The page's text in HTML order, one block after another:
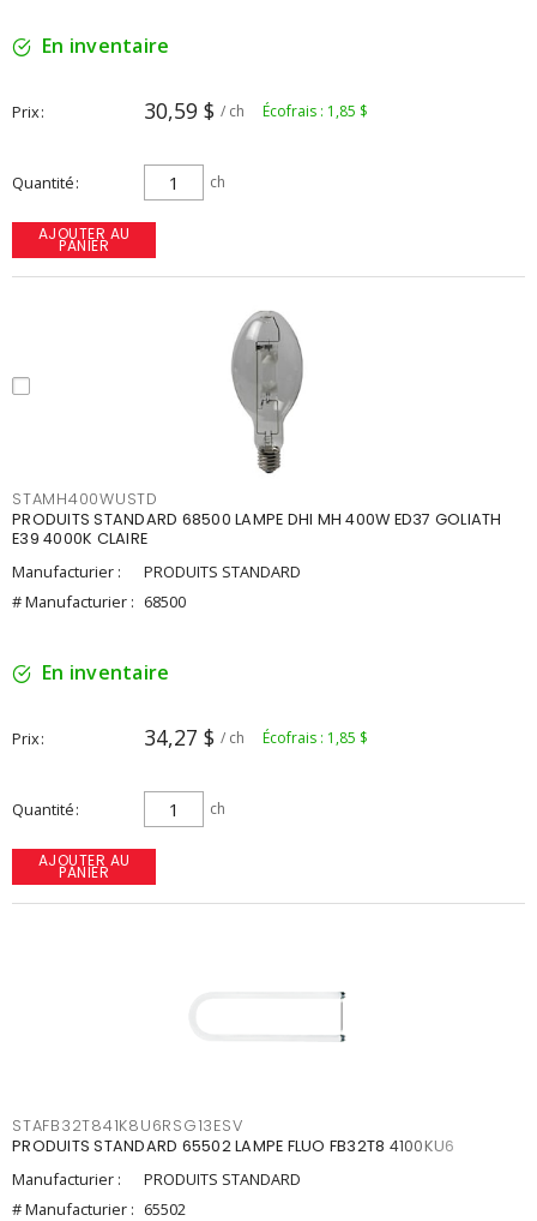
En inventaire
Prix 30,59 $ / ch Écofrais : 1,85 $
Quantité ch
AJOUTER AU
PANIER
STAMH400WUSTD
PRODUITS STANDARD 68500 LAMPE DHI MH 400W ED37 GOLIATH
E39 4000K CLAIRE
Manufacturier :
PRODUITS STANDARD
# Manufacturier : 68500
En inventaire
Prix 34,27 $ / ch Écofrais : 1,85 $
Quantité ch
AJOUTER AU
PANIER
STAFB32T841K8U6RSG13ESV
PRODUITS STANDARD 65502 LAMPE FLUO FB32T8 4100KU6
Manufacturier :
PRODUITS STANDARD
# Manufacturier : 65502